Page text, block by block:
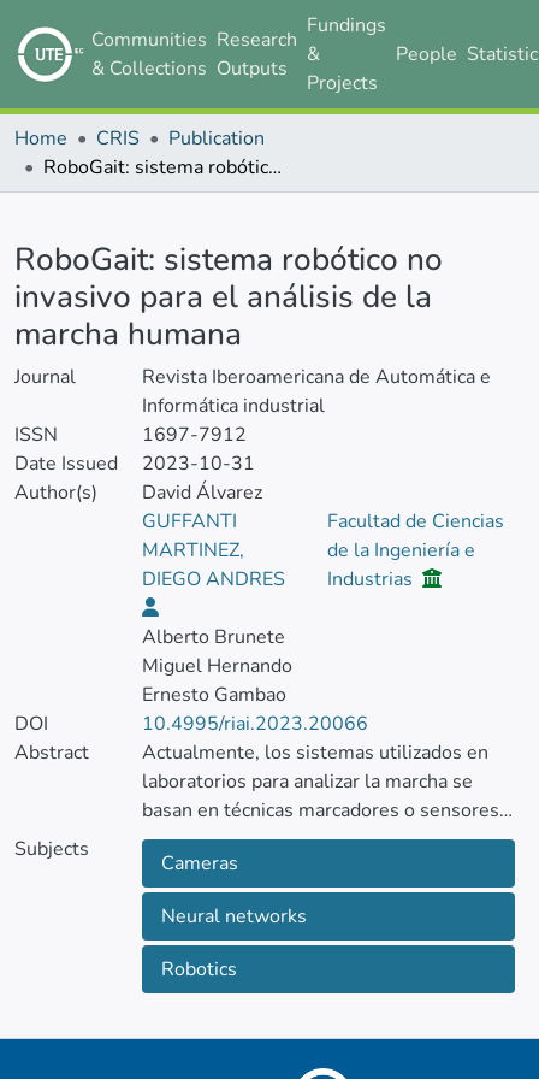
Communities
& Collections
Research
Outputs
Fundings
&
Projects
People
Home CRIS
Publication
RoboGait: sistema robótico no invasivo para el análisis de la marcha humana
RoboGait: sistema robótico no
invasivo para el análisis de la
marcha humana
Journal
Revista Iberoamericana de Automática e
Informática industrial
ISSN
1697-7912
Date Issued
2023-10-31
Author(s)
David Álvarez
GUFFANTI
MARTINEZ,
DIEGO ANDRES
Facultad de Ciencias
de la Ingeniería e
Industrias
Alberto Brunete
Miguel Hernando
Ernesto Gambao
DOI
10.4995/riai.2023.20066
Abstract
Actualmente, los sistemas utilizados en
laboratorios para analizar la marcha se
basan en técnicas marcadores o sensores
colocados sobre el cuerpo del paciente, lo
que resulta en un proceso que requiere un
tiempo largo de preparación y calibración,
así como la incomodidad que causa a los
pacientes tener dispositivos colocados por
el cuerpo. Además, el espacio en el que se
limitado. En respuesta a estas
problemáticas, se ha desarrollado el
Subjects
Cameras
Neural networks
Robotics